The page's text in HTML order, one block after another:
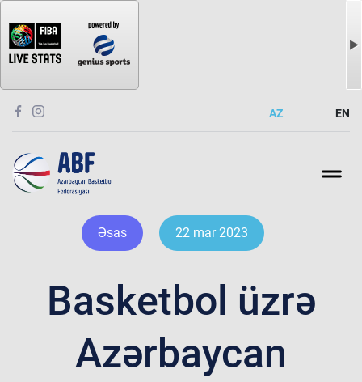
AZ EN
Əsas 22 mar 2023
Basketbol üzrə
Azərbaycan